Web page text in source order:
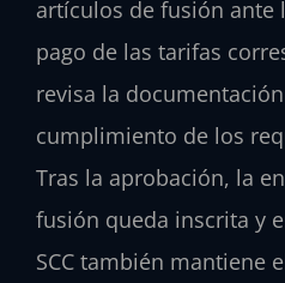
artículos de fusión ante
pago de las tarifas
revisa la
cumplimiento de los
Tras la aprobación, la
fusión queda inscrita y
SCC también mantiene